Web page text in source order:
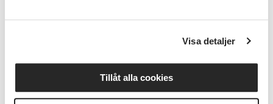
Visa detaljer
Tillåt alla cookies
Här på hemsidan, epost jonkopingslan@sv.se eller via
tel 036-19 00 40 senast 11 oktober.